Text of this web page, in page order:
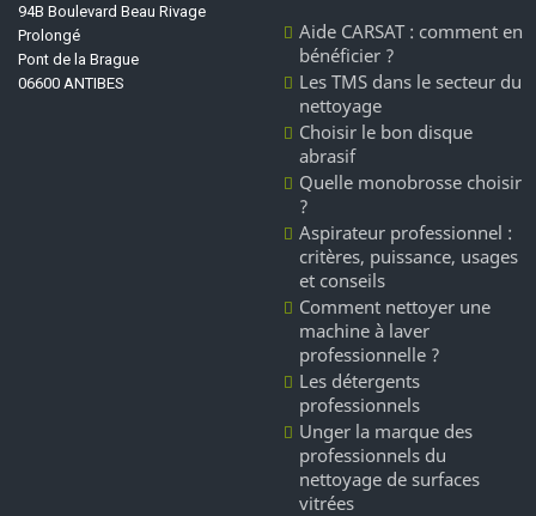
94B Boulevard Beau Rivage
Prolongé
Pont de la Brague
06600 ANTIBES
Aide CARSAT : comment en
bénéficier ?
Les TMS dans le secteur du
nettoyage
Choisir le bon disque
abrasif
Quelle monobrosse choisir
?
Aspirateur professionnel :
critères, puissance, usages
et conseils
Comment nettoyer une
machine à laver
professionnelle ?
Les détergents
professionnels
Unger la marque des
professionnels du
nettoyage de surfaces
vitrées